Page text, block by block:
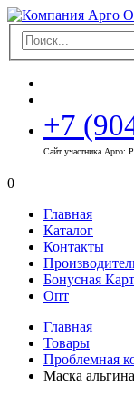
+7
Сайт участника Арго:
0
Главная
Каталог
Контакты
Бонусная
Опт
Главная
Товары
Проблемная
Маска